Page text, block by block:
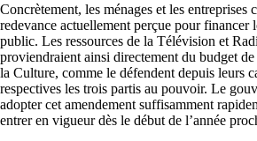
Concrètement, les ménages et les entreprises
redevance actuellement perçue pour financer
public. Les ressources de la Télévision et
proviendraient ainsi directement du budget
la Culture, comme le défendent depuis leurs
respectives les trois partis au pouvoir. Le
adopter cet amendement suffisamment
entrer en vigueur dès le début de l’année